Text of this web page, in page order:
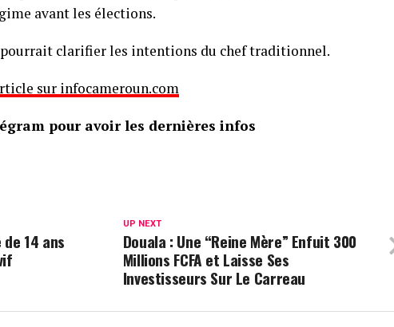
avant les élections.
pourrait clarifier les intentions du chef traditionnel.
sur infocameroun.com
pour avoir les dernières infos
UP NEXT
Douala : Une “Reine Mère” Enfuit 300
Millions FCFA et Laisse Ses
Investisseurs Sur Le Carreau
14 ans